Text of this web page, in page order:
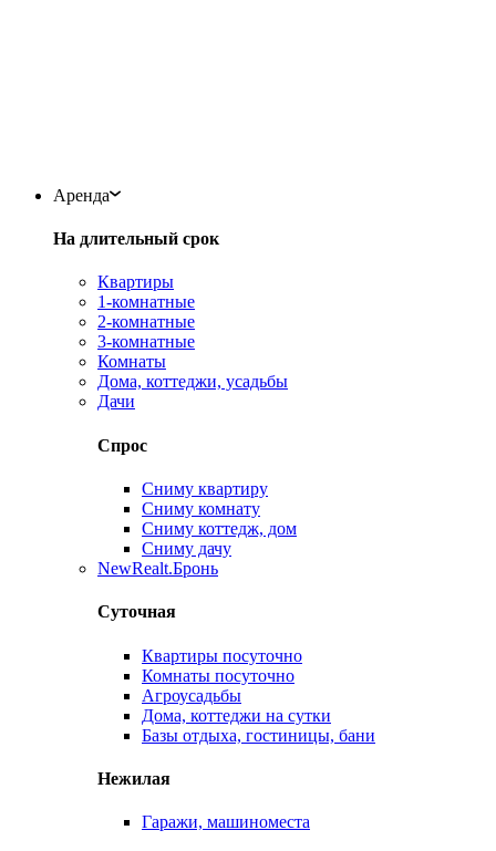
Аренда
На длительный срок
Квартиры
1-комнатные
2-комнатные
3-комнатные
Комнаты
Дома, коттеджи, усадьбы
Дачи
Спрос
Сниму квартиру
Сниму комнату
Сниму коттедж, дом
Сниму дачу
NewRealt.Бронь
Суточная
Квартиры посуточно
Комнаты посуточно
Агроусадьбы
Дома, коттеджи на сутки
Базы отдыха, гостиницы, бани
Нежилая
Гаражи, машиноместа